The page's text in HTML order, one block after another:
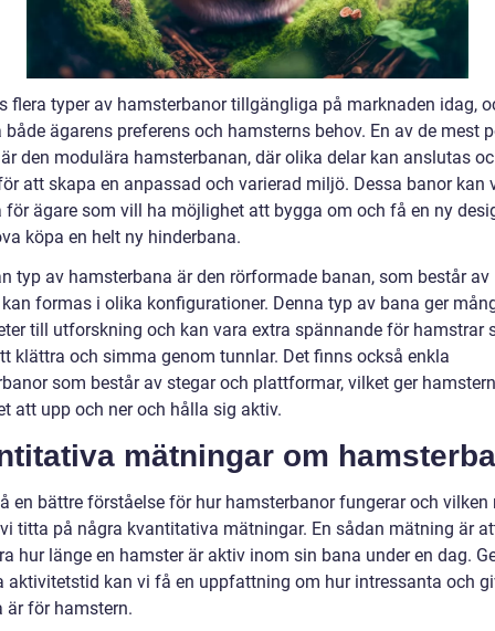
flera typer av hamsterbanor tillgängliga på marknaden idag,
både ägarens preferens och hamsterns behov. En av de mest
den modulära hamsterbanan, där olika delar kan anslutas
att skapa en anpassad och varierad miljö. Dessa banor kan
för ägare som vill ha möjlighet att bygga om och få en ny
köpa en helt ny hinderbana.
typ av hamsterbana är den rörformade banan, som består av
formas i olika konfigurationer. Denna typ av bana ger
till utforskning och kan vara extra spännande för hamstrar
klättra och simma genom tunnlar. Det finns också enkla
som består av stegar och plattformar, vilket ger hamstern
att upp och ner och hålla sig aktiv.
mätningar om
en bättre förståelse för hur hamsterbanor fungerar och vilken
titta på några kvantitativa mätningar. En sådan mätning är
hur länge en hamster är aktiv inom sin bana under en dag.
aktivitetstid kan vi få en uppfattning om hur intressanta och
är för hamstern.